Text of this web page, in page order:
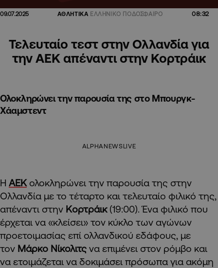
09.07.2025 ΑΘΛΗΤΙΚΑ ΕΛΛΗΝΙΚΟ ΠΟΔΟΣΦΑΙΡΟ 08:32
Τελευταίο τεστ στην Ολλανδία για
την ΑΕΚ απέναντι στην Κορτράικ
Ολοκληρώνει την παρουσία της στο Μπουργκ-
Χάαμστεντ
ALPHANEWSLIVE
Η ΑΕΚ ολοκληρώνει την παρουσία της στην
Ολλανδία με το τέταρτο και τελευταίο φιλικό της,
απέναντι στην Κορτράικ (19:00). Ένα φιλικό που
έρχεται να «κλείσει» τον κύκλο των αγώνων
προετοιμασίας επί ολλανδικού εδάφους, με
τον Μάρκο Νίκολιτς να επιμένει στον ρόμβο και
να ετοιμάζεται να δοκιμάσει πρόσωπα για ακόμη